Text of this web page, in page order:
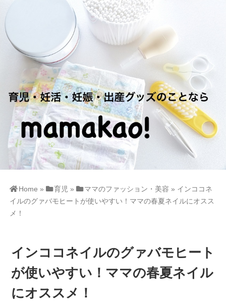
Home » 育児 » ママのファッション・美容 » インココネ
イルのグァバモヒートが使いやすい！ママの春夏ネイルにオスス
メ！
インココネイルのグァバモヒート
が使いやすい！ママの春夏ネイル
にオススメ！